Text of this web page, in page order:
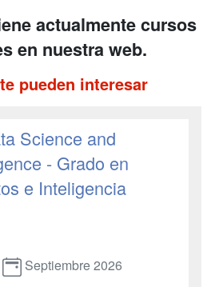
actualmente cursos
en nuestra web.
pueden interesar
Science and
- Grado en
e Inteligencia
Septiembre 2026